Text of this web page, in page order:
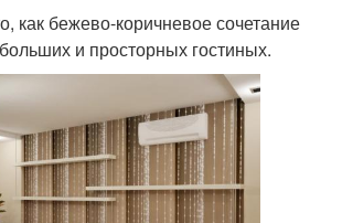
как бежево-коричневое сочетание
и просторных гостиных.